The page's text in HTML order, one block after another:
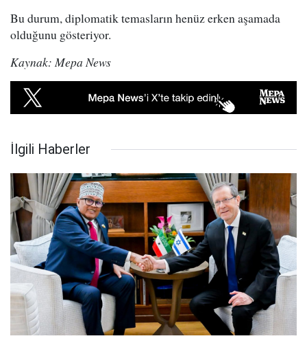
Bu durum, diplomatik temasların henüz erken aşamada
olduğunu gösteriyor.
Kaynak: Mepa News
İlgili Haberler